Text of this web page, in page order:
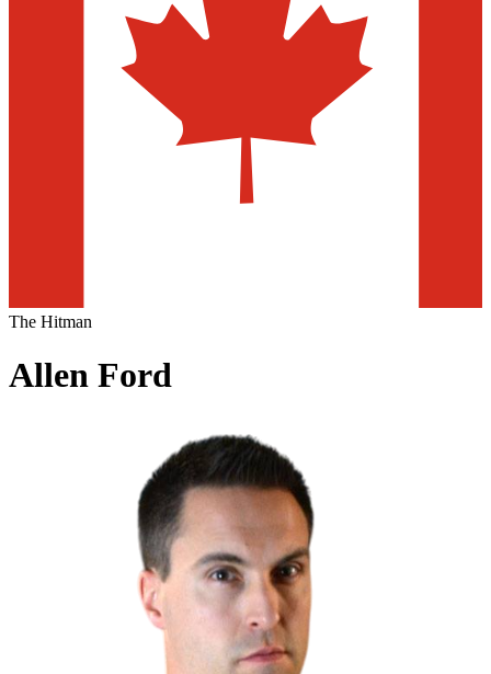
The Hitman
Allen Ford